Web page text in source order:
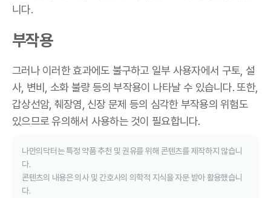
니다.
부작용
그러나 이러한 효과에도 불구하고 일부 사용자에서 구토, 설
사, 변비, 소화 불량 등의 부작용이 나타날 수 있습니다. 또한,
갑상선암, 췌장염, 신장 문제 등의 심각한 부작용의 위험도
있으므로 유의해서 사용하는 것이 필요합니다.
나만의닥터는 특정 약품 추천 및 권유를 위해 콘텐츠를 제작하지 않습니
다.
콘텐츠의 내용은 의사 및 간호사의 의학적 지식을 자문 받아 활용했습니
다.